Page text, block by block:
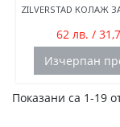
ZILVERSTAD КОЛАЖ
62 лв. /
Изчерпан
Показани са 1-19